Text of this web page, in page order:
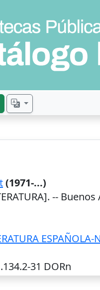
(1971-...)
-- Buenos
ESPAÑOLA-
31 DORn